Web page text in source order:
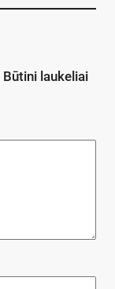
Būtini laukeliai